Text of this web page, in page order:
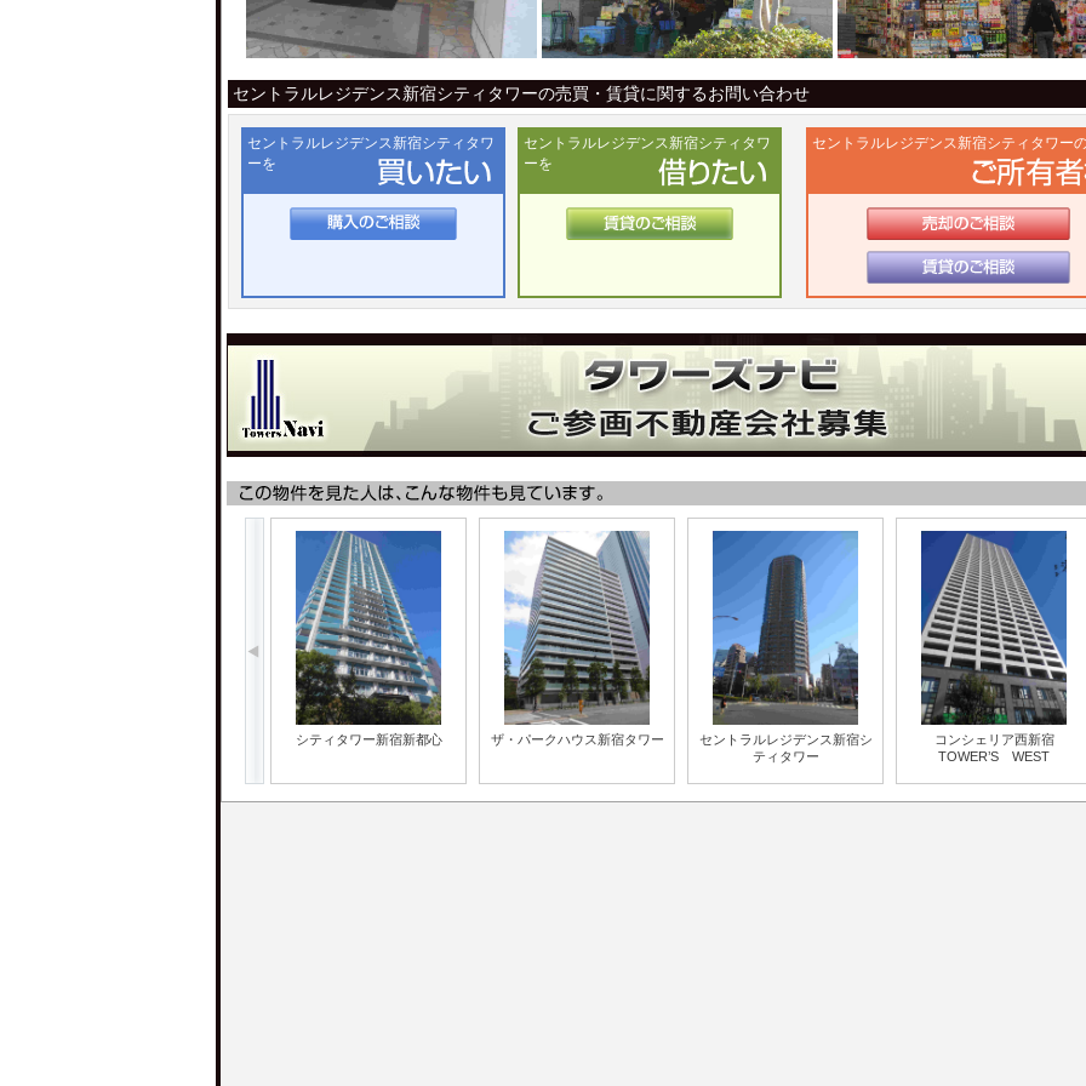
セントラルレジデンス新宿シティタワーの売買・賃貸に関するお問い合わせ
セントラルレジデンス新宿シティタワ
ーを
セントラルレジデンス新宿シティタワ
ーを
セントラルレジデンス新宿シティタワー
シティタワー新宿新都心 ザ・パークハウス新宿タワー
セントラルレジデンス新宿シ
ティタワー
コンシェリア西新宿
TOWER’S WEST